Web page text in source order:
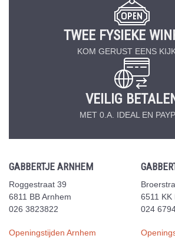
TWEE FYSIEKE
KOM GERUST EENS
VEILIG
MET 0.A. IDEAL EN
GABBERTJE ARNHEM
Roggestraat 39
6811 BB Arnhem
026 3823822
Openingstijden Arnhem
6511 KK
024